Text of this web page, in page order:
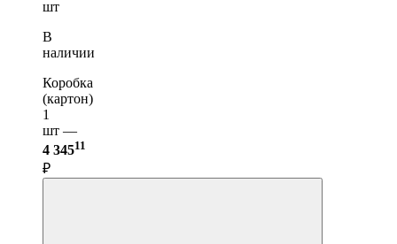
шт
В
наличии
Коробка
(картон)
1
шт —
4 34511
₽